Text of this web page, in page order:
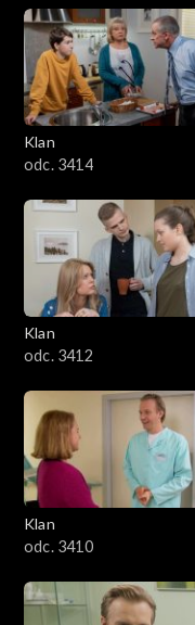
Klan
odc. 3414
Klan
odc. 3412
Klan
odc. 3410